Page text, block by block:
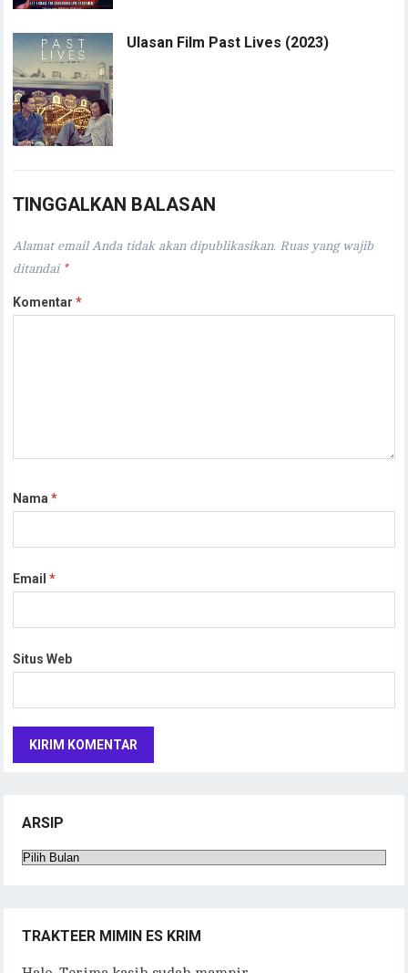
Ulasan Film Past Lives (2023)
TINGGALKAN BALASAN
Alamat email Anda tidak akan dipublikasikan. Ruas yang wajib
ditandai *
Komentar*
Nama*
Email*
Situs Web
ARSIP
Arsip
TRAKTEER MIMIN ES KRIM